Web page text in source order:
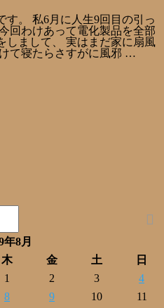
す。 私6月に人生9回目の引っ
回わけあって電化製品を全部
しまして、 実はまだ家に扇風
て寝たらさすがに風邪 …
年8月
木 金 土
日
1
2 3
4
8 9 10
11